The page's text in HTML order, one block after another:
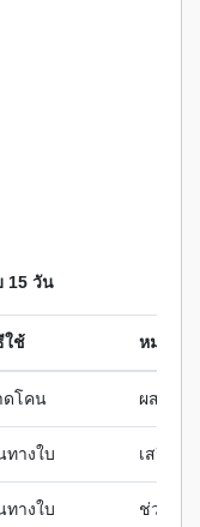
15 วัน
ใช้ หมายเ
ดโคน ผสมฮิว
ทางใบ เสริมแ
ทางใบ ช่วงที่เ